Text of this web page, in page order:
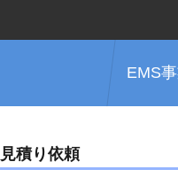
EMS
見積り依頼